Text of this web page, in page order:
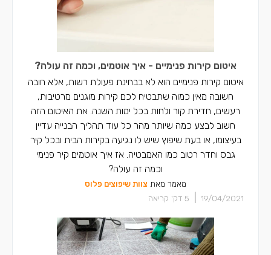
איטום קירות פנימיים - איך אוטמים, וכמה זה עולה?
איטום קירות פנימיים הוא לא בבחינת פעולת רשות, אלא חובה
חשובה מאין כמוה שתבטיח לכם קירות מוגנים מרטיבות,
רעשים, חדירת קור ולחות בכל ימות השנה. את האיטום הזה
חשוב לבצע כמה שיותר מהר כל עוד תהליך הבנייה עדיין
בעיצומו, או בעת שיפוץ שיש לו נגיעה בקירות הבית ובכל קיר
גבס וחדר רטוב כמו האמבטיה. אז איך אוטמים קיר פנימי
וכמה זה עולה?
מאמר מאת צוות שיפוצים פלוס
19/04/2021
5 דק' קריאה